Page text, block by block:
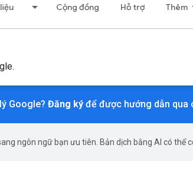
Cộng đồng Hỗ trợ Thêm
Google? Đăng kýđể được hướng dẫn qua
ngôn ngữ bạn ưu tiên. Bản dịch bằng AI có thể